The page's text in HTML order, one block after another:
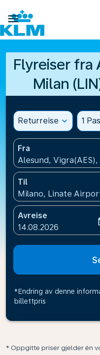

Flyreiser fra
Milan
Returreise expand_more 1
Fra
Alesund,
Til
Milano, Linate
Avreise
fc-booking-
14.08.2026
*Endring av denne
billettpris
* Oppgitte priser gjelder én